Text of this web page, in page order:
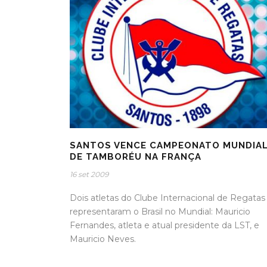
SANTOS VENCE CAMPEONATO
DE TAMBORÉU NA FRANÇA
16 set 2009
Dois atletas do Clube Internacional de Regatas
representaram o Brasil no Mundial: Mauricio
Fernandes, atleta e atual presidente da LST, e
Mauricio Neves.